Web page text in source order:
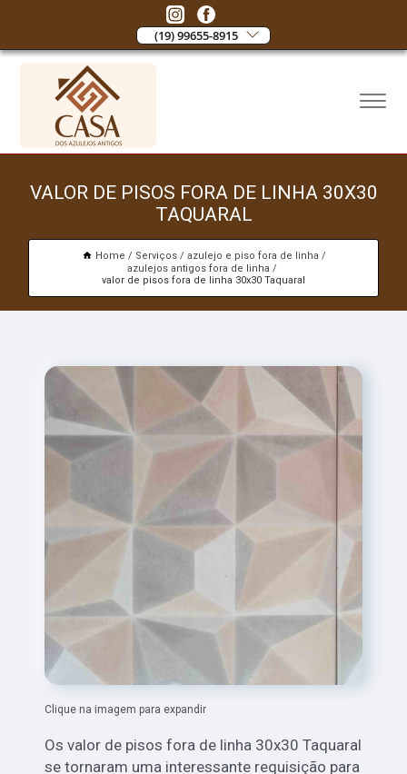
(19) 99655-8915
VALOR DE PISOS FORA DE LINHA 30X30
TAQUARAL
Home Serviços
azulejo e piso fora de linha
azulejos antigos fora de linha
valor de pisos fora de linha 30x30 Taquaral
Clique na imagem para expandir
Os valor de pisos fora de linha 30x30 Taquaral
se tornaram uma interessante requisição para